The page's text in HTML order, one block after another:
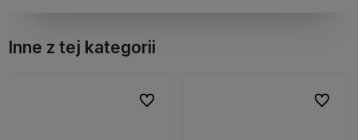
Inne z tej kategorii
Do ulubionych
Do ulubionych Do
Do